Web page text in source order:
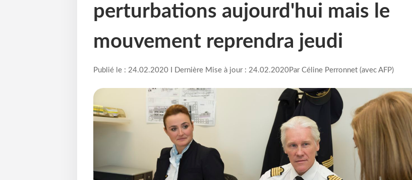
perturbations aujourd'hui mais le
mouvement reprendra jeudi
Publié le : 24.02.2020 I Dernière Mise à jour : 24.02.2020Par Céline Perronnet (avec AFP)